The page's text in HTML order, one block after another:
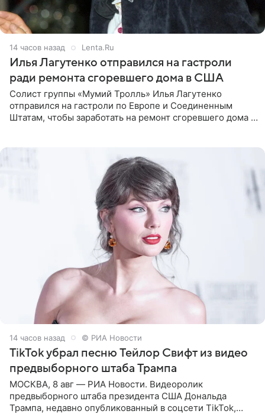
14 часов назад Lenta.Ru
Илья Лагутенко отправился на гастроли
ради ремонта сгоревшего дома в США
Солист группы «Мумий Тролль» Илья Лагутенко
отправился на гастроли по Европе и Соединенным
Штатам, чтобы заработать на ремонт сгоревшего дома в
14 часов назад © РИА Новости
TikTok убрал песню Тейлор Свифт из видео
предвыборного штаба Трампа
МОСКВА, 8 авг — РИА Новости. Видеоролик
предвыборного штаба президента США Дональда
Трампа, недавно опубликованный в соцсети TikTok,